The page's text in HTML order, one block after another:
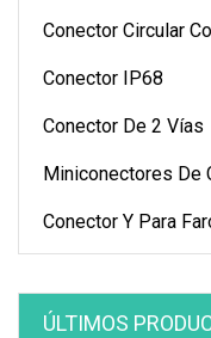
Conector Circular
Conector IP68
Conector De 2 Vías
Miniconectores De
Conector Y Para
ÚLTIMOS